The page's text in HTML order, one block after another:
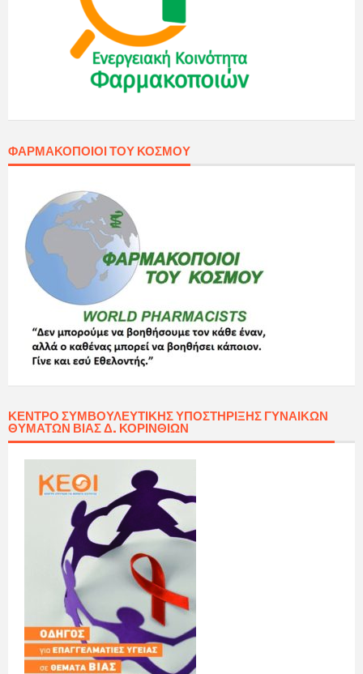
ΦΑΡΜΑΚΟΠΟΙΟΊ ΤΟΥ ΚΌΣΜΟΥ
ΚΈΝΤΡΟ ΣΥΜΒΟΥΛΕΥΤΙΚΉΣ ΥΠΟΣΤΉΡΙΞΗΣ ΓΥΝΑΙΚΏΝ
ΘΥΜΆΤΩΝ ΒΊΑΣ Δ. ΚΟΡΙΝΘΊΩΝ